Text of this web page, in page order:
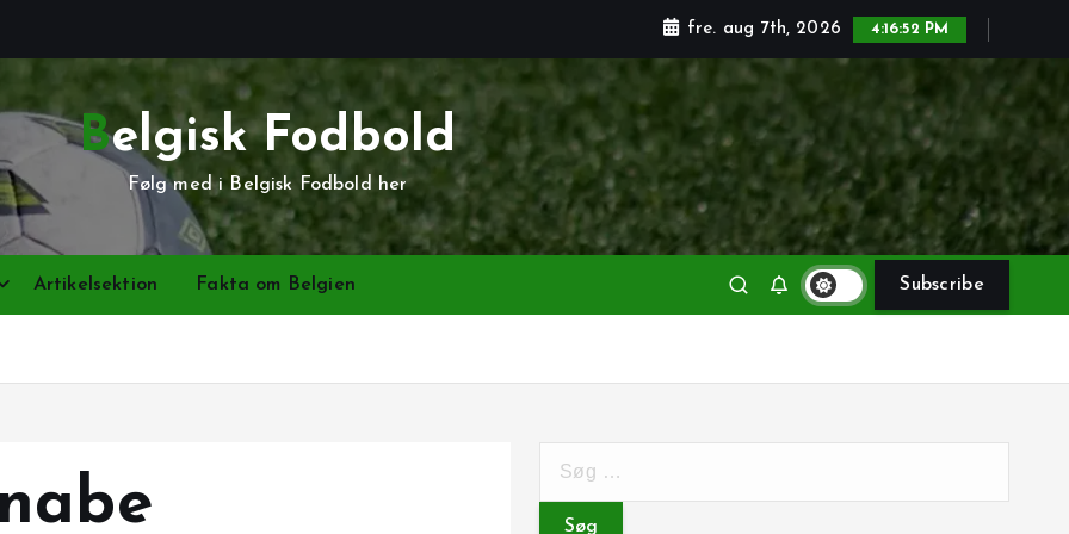
fre. aug 7th, 2026 4:16:53 PM
Belgisk Fodbold
Følg med i Belgisk Fodbold her
Artikelsektion Fakta om Belgien Subscribe